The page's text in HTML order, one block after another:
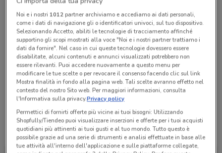
Chiama il negozio
Chiuso
Lunedì 09:00 / 19:30
Martedì 09:00 / 19:30
Mercoledì 09:00 / 19:30
Giovedì 09:00 / 19:30
Venerdì 09:00 / 19:30
Sabato 09:00 / 19:30
Domenica Chiuso
06 94805612
Auto Store Roma S.R.L.
Tutte le promozioni di questo negozio
Noi e i nostri 1012partner archiviamo e accediamo ai dati personali,
come i dati di navigazione gli o identificatori univoci, sul tuo dispositivo.
Selezionando Accetto, abiliti le tecnologie di tracciamento affinché
supportino gli scopi mostrati alla voce "Noi e i nostri partner trattiamo i
dati da fornire". Nel caso in cui queste tecnologie dovessero essere
disabilitate, alcuni contenuti e annunci visualizzati potrebbero non
essere rilevanti. Puoi accedere nuovamente a questo menu per
modificare le tue scelte o per revocare il consenso facendo clic sul link
Mostra finalità in fondo alla pagina web. Tali scelte avranno effetto nel
contesto del nostro Sito web. Per maggiori informazioni, consulta
l'Informativa sulla privacy.Privacy policy
Permettici di fornirti offerte più vicine ai tuoi bisogni: Utilizzando
Shopfully/Tiendeo puoi visualizzare inserzioni e offerte per i tuoi acquisti
quotidiani più attinenti ai tuoi gusti e al tuo mondo. Tutto questo è
possibile grazie ad una serie di strumenti e analisi effettuate in base alle
tue attività all'interno dell'applicazione e sulle piattaforme collegate,